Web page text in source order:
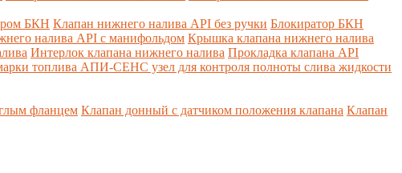
БКН Клапан нижнего налива API без ручки Блокиратор БКН
налива API с манифольдом Крышка клапана нижнего налива
Интерлок клапана нижнего налива Прокладка клапана API
топлива АПИ-СЕНС узел для контроля полноты слива жидкости
фланцем Клапан донный с датчиком положения клапана Клапан